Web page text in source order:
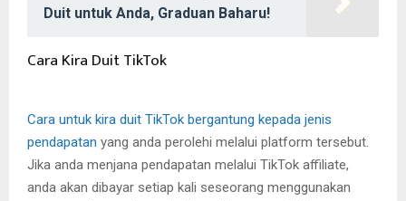
Duit untuk Anda, Graduan Baharu!
Cara Kira Duit TikTok
Cara untuk kira duit TikTok bergantung kepada jenis
pendapatan yang anda perolehi melalui platform tersebut.
Jika anda menjana pendapatan melalui TikTok affiliate,
anda akan dibayar setiap kali seseorang menggunakan